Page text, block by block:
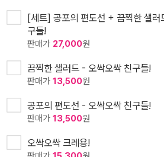
[세트] 공포의 편도선 + 끔찍한 샐
구들!
판매가 27,000원
끔찍한 샐러드 - 오싹오싹 친구들!
판매가 13,500원
공포의 편도선 - 오싹오싹 친구들!
판매가 13,500원
오싹오싹 크레용!